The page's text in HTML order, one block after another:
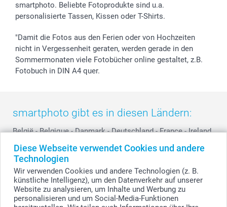
Diese Webseite verwendet Cookies und andere
Technologien
Wir verwenden Cookies und andere Technologien (z. B.
künstliche Intelligenz), um den Datenverkehr auf unserer
Website zu analysieren, um Inhalte und Werbung zu
personalisieren und um Social-Media-Funktionen
smartgarantie
smartbonus
smartphoto. Beliebte Fotoprodukte sind u.a.
personalisierte Tassen, Kissen oder T-Shirts.
"Damit die Fotos aus den Ferien oder von Hochzeiten
nicht in Vergessenheit geraten, werden gerade in den
Sommermonaten viele Fotobücher online gestaltet, z.B.
Fotobuch in DIN A4 quer.
smartphoto gibt es in diesen Ländern:
België - Belgique - Danmark - Deutschland - France - Ireland
- Nederland - Norge - Österreich - Schweiz Suisse -
Switzerland - Suomi
Other Countries
Alle Preise verstehen sich in EURO (€) inkl. MwSt. und zzgl. Versandkosten.